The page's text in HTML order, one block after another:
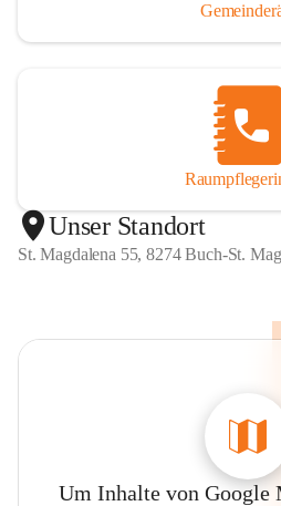
Unser Standort
St. Magdalena 55, 8274 Buch-St.
Um Inhalte von Google